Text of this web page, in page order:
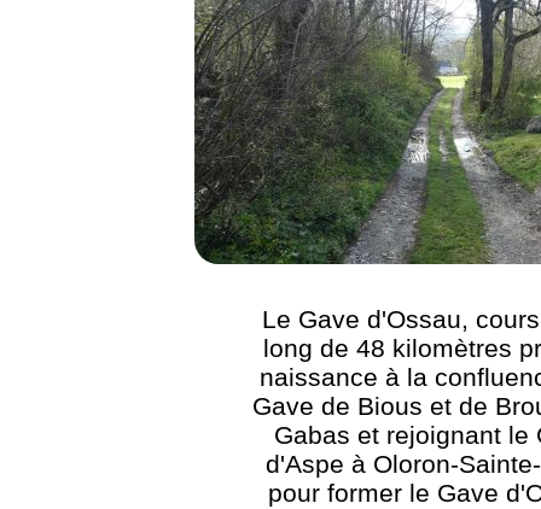
Le Gave d'Ossau,
long de 48 kilomètres
naissance à la
Gave de Bious et de
Gabas et rejoignant le
d'Aspe à Oloron-
pour former le Gave